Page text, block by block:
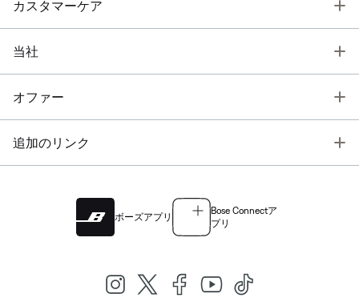
カスタマーケア
当社
オファー
追加のリンク
ボーズアプリ
Bose Connectア
プリ